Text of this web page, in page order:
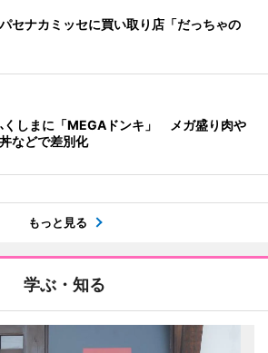
セナカミッセに買い取り店「だっちゃの
しまに「MEGAドンキ」 メガ盛り肉や
などで差別化
もっと見る
学ぶ・知る